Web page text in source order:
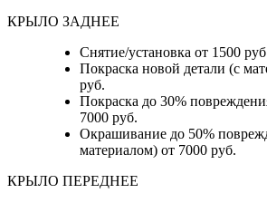
КРЫЛО ЗАДНЕЕ
Снятие/установка от 1500
Покраска новой детали (с
руб.
Покраска до 30%
7000 руб.
Окрашивание до 50%
материалом) от 7000 руб.
КРЫЛО ПЕРЕДНЕЕ